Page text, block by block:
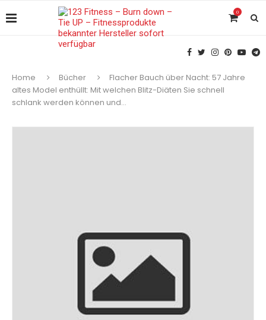
0
Home Bücher
Flacher Bauch über Nacht: 57 Jahre
altes Model enthüllt: Mit welchen Blitz-Diäten Sie schnell
schlank werden können und…